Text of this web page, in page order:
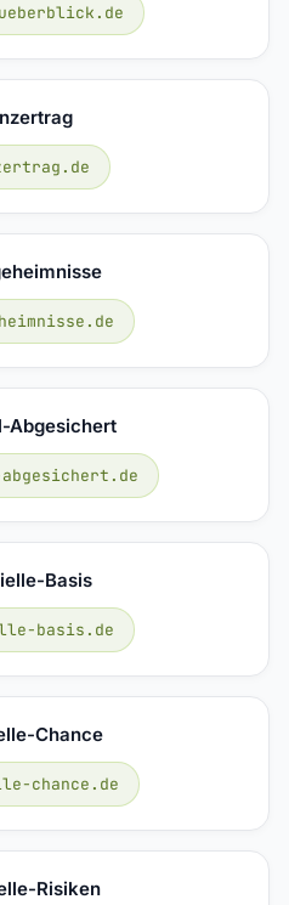
Abgesichert
Basis
basis.de
Chance
chance.de
Risiken